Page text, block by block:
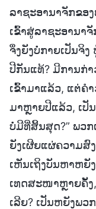
ລາຊະອານາຈັກຂອ
ເຂົ້າສູ່ລາຊະອານາ
ຈຶ່ງຍັງບໍ່ກາຍເປັນຈິ
ປີກັນແທ້? ມີການກ່
ເຂົ້າມາແລ້ວ, ແຕ່ຄຳ
ມາຫຼາຍປີແລ້ວ, ເປັ
ບໍ່ມີທີ່ສິ້ນສຸດ?” ພວກ
ຍັງເຜີຍແຜ່ຄວາມສົ
ເຫັນເຖິງບັນຫາຫຍັ
ເທດສະໜາຫຼາຍຄັ້ງ,
ເລີຍ? ເປັນຫຍັງພວ